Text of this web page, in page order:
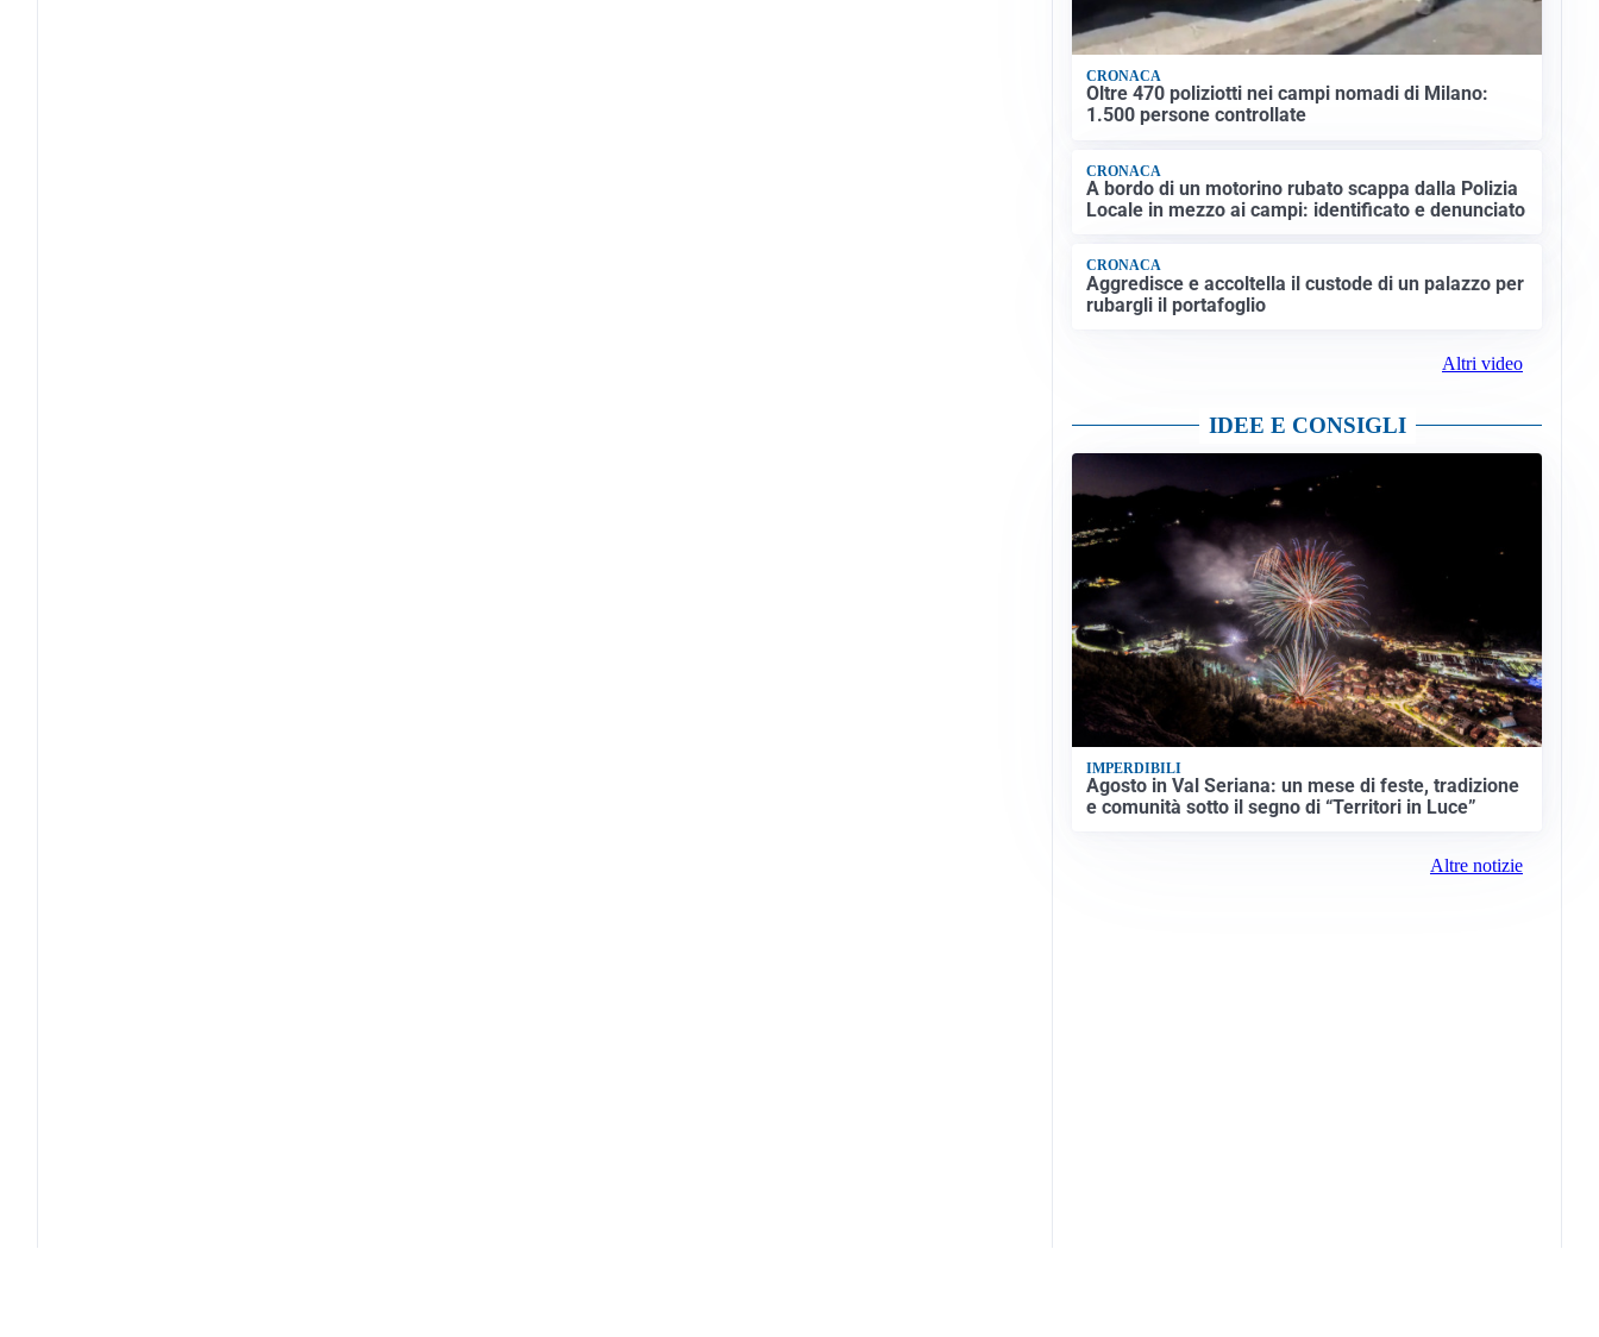
CRONACA
Oltre 470 poliziotti nei campi nomadi di Milano:
1.500 persone controllate
CRONACA
A bordo di un motorino rubato scappa dalla Polizia
Locale in mezzo ai campi: identificato e denunciato
CRONACA
Aggredisce e accoltella il custode di un palazzo per
rubargli il portafoglio
Altri video
IDEE E CONSIGLI
IMPERDIBILI
Agosto in Val Seriana: un mese di feste, tradizione
e comunità sotto il segno di “Territori in Luce”
Altre notizie